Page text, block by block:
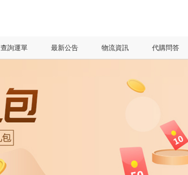
查詢運單 最新公告 物流資訊 代購問答